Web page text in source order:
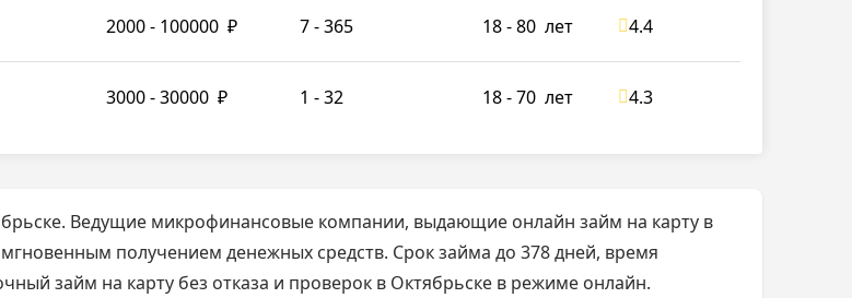
2000 - 100000 ₽ 7 - 365 18 - 80 лет 4.4
3000 - 30000 ₽ 1 - 32 18 - 70 лет 4.3
Ведущие микрофинансовые компании, выдающие онлайн займ на карту в
получением денежных средств. Срок займа до 378 дней, время
займ на карту без отказа и проверок в Октябрьске в режиме онлайн.